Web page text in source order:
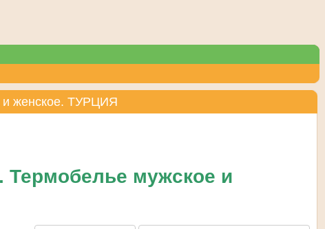
и женское. ТУРЦИЯ
мужское и